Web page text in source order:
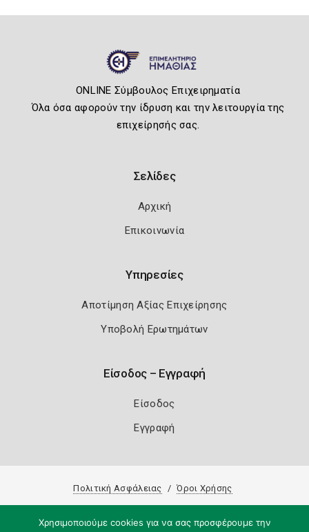
ONLINE Σύμβουλος Επιχειρηματία
Όλα όσα αφορούν την ίδρυση και την λειτουργία της
επιχείρησής σας.
Σελίδες
Αρχική
Επικοινωνία
Υπηρεσίες
Αποτίμηση Αξίας Επιχείρησης
Υποβολή Ερωτημάτων
Είσοδος – Εγγραφή
Είσοδος
Εγγραφή
Πολιτική Ασφάλειας Όροι Χρήσης
Χρησιμοποιούμε cookies για να σας προσφέρουμε την